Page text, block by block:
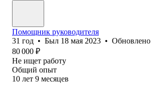
Помощник руководителя
31 год • Был 18 мая 2023 • Обновлено
80 000 ₽
Не ищет работу
Общий опыт
10 лет 9 месяцев